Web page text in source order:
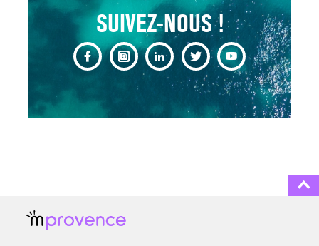
SUIVEZ-NOUS !
CHANGEMENT DE SEXE :
DES DEMANDES
TOUJOURS PLUS